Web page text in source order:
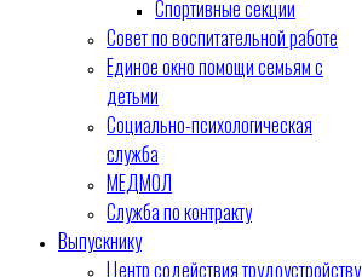
Спортивные секции
Совет по воспитательной работе
Единое окно помощи семьям с
детьми
Социально-психологическая
служба
МЕДМОЛ
Служба по контракту
Выпускнику
Центр содействия трудоустройству